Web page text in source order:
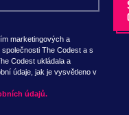
marketingových a
The Codest a s
Codest ukládala a
údaje, jak je vysvětleno v
údajů.